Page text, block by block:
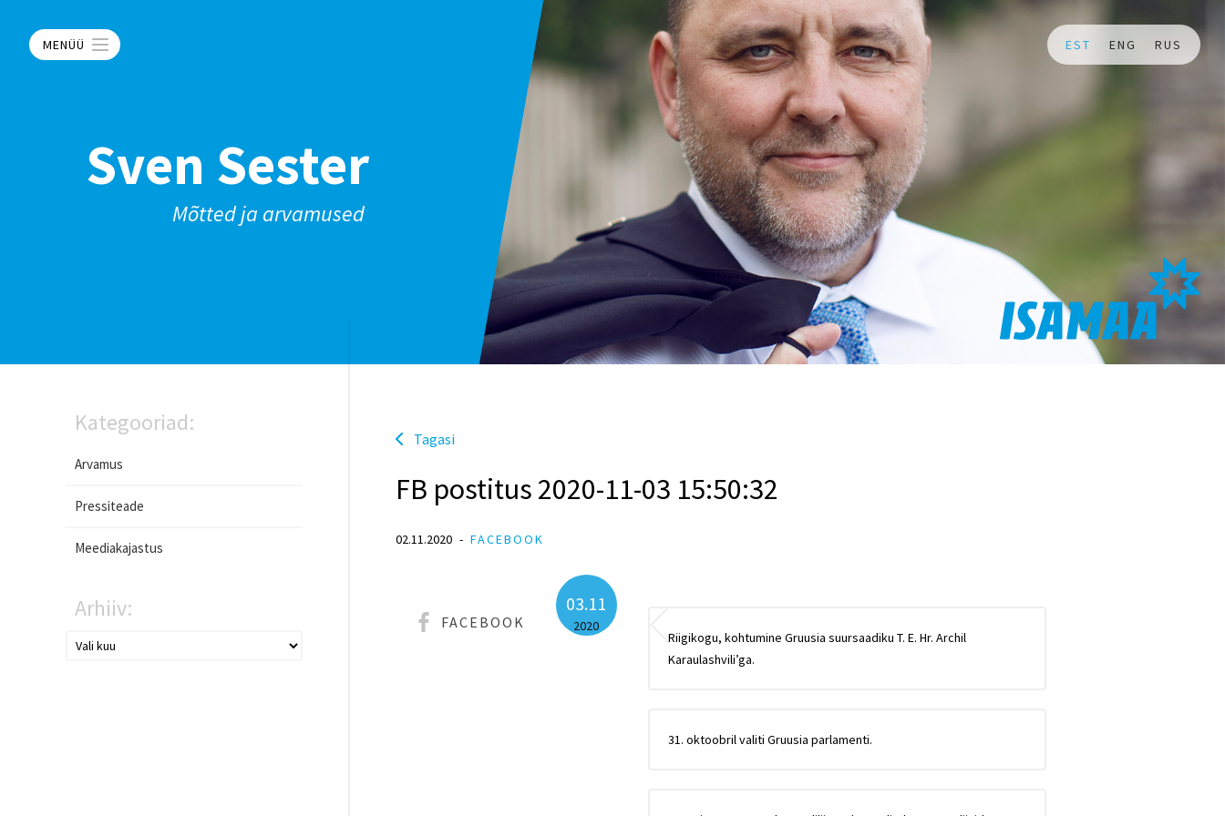
MENÜÜ EST ENG RUS
Sven Sester
Mõtted ja arvamused
Kategooriad:
Arvamus
Pressiteade
Meediakajastus
Arhiiv:
Tagasi
FB postitus 2020-11-03 15:50:32
02.11.2020 FACEBOOK
FACEBOOK
03.11
2020
Riigikogu, kohtumine Gruusia suursaadiku T. E. Hr. Archil
Karaulashvili’ga.
31. oktoobril valiti Gruusia parlamenti.